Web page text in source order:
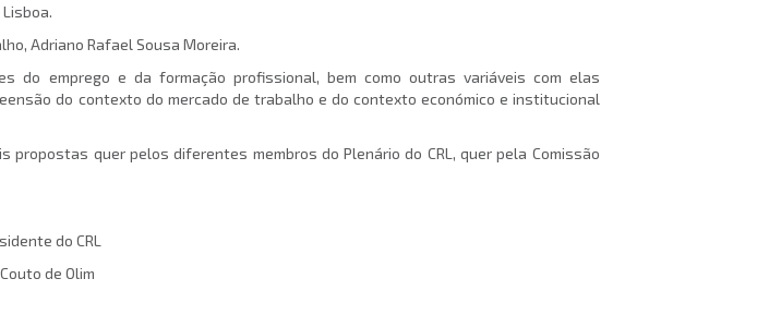
Adriano Rafael Sousa Moreira.
do emprego e da formação profissional, bem como outras variáveis com elas
do contexto do mercado de trabalho e do contexto económico e institucional
quer pelos diferentes membros do Plenário do CRL, quer pela Comissão
do CRL
de Olim